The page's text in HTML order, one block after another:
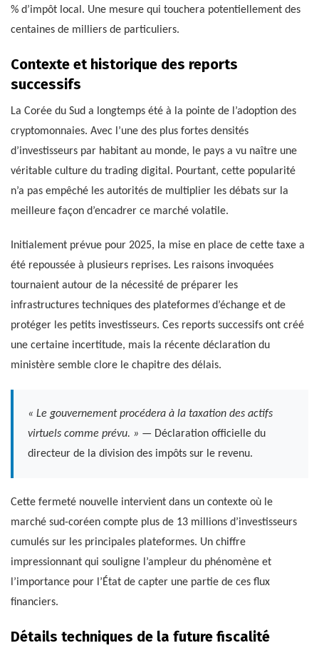
% d’impôt local. Une mesure qui touchera potentiellement des
centaines de milliers de particuliers.
Contexte et historique des reports
successifs
La Corée du Sud a longtemps été à la pointe de l’adoption des
cryptomonnaies. Avec l’une des plus fortes densités
d’investisseurs par habitant au monde, le pays a vu naître une
véritable culture du trading digital. Pourtant, cette popularité
n’a pas empêché les autorités de multiplier les débats sur la
meilleure façon d’encadrer ce marché volatile.
Initialement prévue pour 2025, la mise en place de cette taxe a
été repoussée à plusieurs reprises. Les raisons invoquées
tournaient autour de la nécessité de préparer les
infrastructures techniques des plateformes d’échange et de
protéger les petits investisseurs. Ces reports successifs ont créé
une certaine incertitude, mais la récente déclaration du
ministère semble clore le chapitre des délais.
« Le gouvernement procédera à la taxation des actifs
virtuels comme prévu. » — Déclaration officielle du
directeur de la division des impôts sur le revenu.
Cette fermeté nouvelle intervient dans un contexte où le
marché sud-coréen compte plus de 13 millions d’investisseurs
cumulés sur les principales plateformes. Un chiffre
impressionnant qui souligne l’ampleur du phénomène et
l’importance pour l’État de capter une partie de ces flux
financiers.
Détails techniques de la future fiscalité